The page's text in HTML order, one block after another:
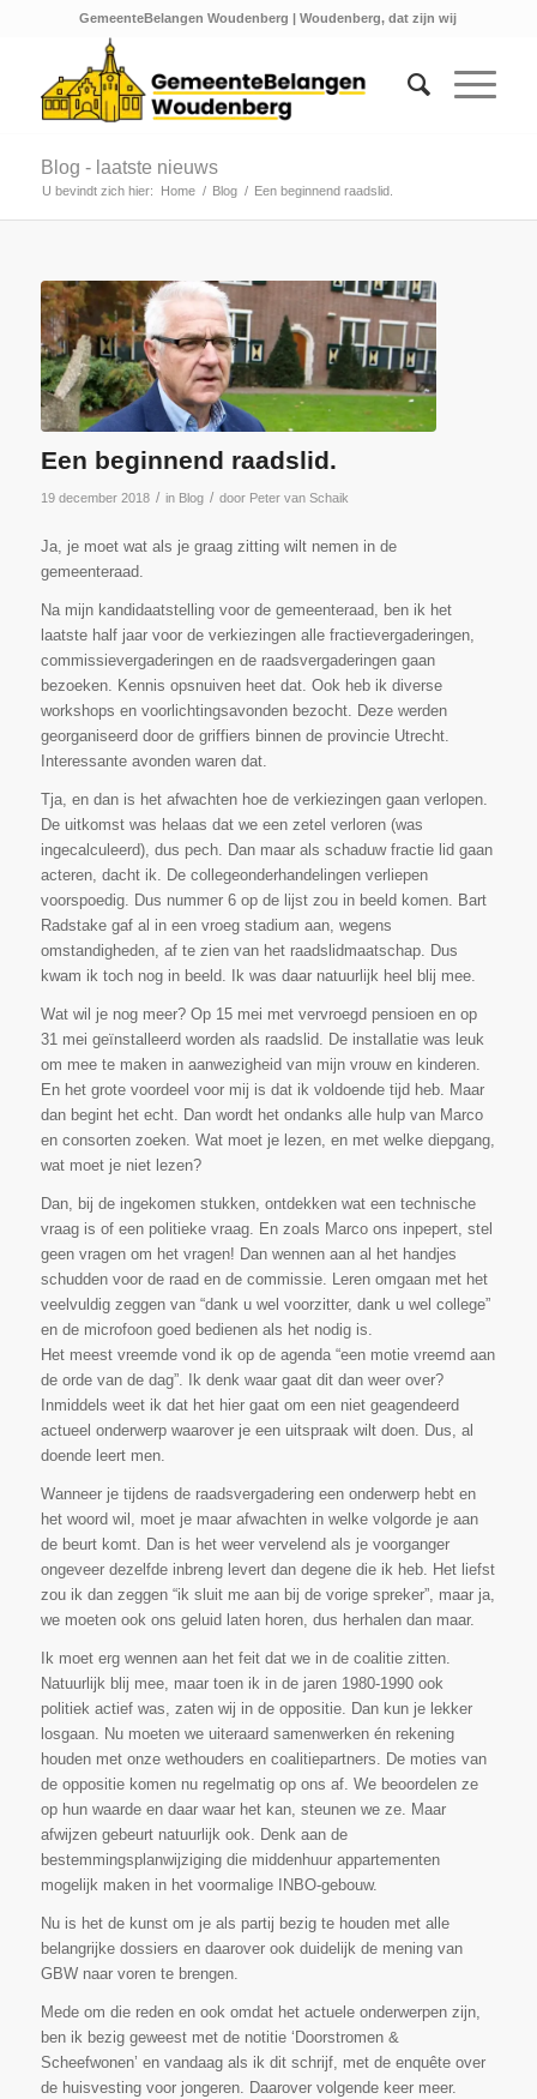
GemeenteBelangen Woudenberg | Woudenberg, dat zijn wij
Blog - laatste nieuws
U bevindt zich hier: Home / Blog / Een beginnend raadslid.
Een beginnend raadslid.
19 december 2018 / in Blog / door Peter van Schaik
Ja, je moet wat als je graag zitting wilt nemen in de
gemeenteraad.
Na mijn kandidaatstelling voor de gemeenteraad, ben ik het
laatste half jaar voor de verkiezingen alle fractievergaderingen,
commissievergaderingen en de raadsvergaderingen gaan
bezoeken. Kennis opsnuiven heet dat. Ook heb ik diverse
workshops en voorlichtingsavonden bezocht. Deze werden
georganiseerd door de griffiers binnen de provincie Utrecht.
Interessante avonden waren dat.
Tja, en dan is het afwachten hoe de verkiezingen gaan verlopen.
De uitkomst was helaas dat we een zetel verloren (was
ingecalculeerd), dus pech. Dan maar als schaduw fractie lid gaan
acteren, dacht ik. De collegeonderhandelingen verliepen
voorspoedig. Dus nummer 6 op de lijst zou in beeld komen. Bart
Radstake gaf al in een vroeg stadium aan, wegens
omstandigheden, af te zien van het raadslidmaatschap. Dus
kwam ik toch nog in beeld. Ik was daar natuurlijk heel blij mee.
Wat wil je nog meer? Op 15 mei met vervroegd pensioen en op
31 mei geïnstalleerd worden als raadslid. De installatie was leuk
om mee te maken in aanwezigheid van mijn vrouw en kinderen.
En het grote voordeel voor mij is dat ik voldoende tijd heb. Maar
dan begint het echt. Dan wordt het ondanks alle hulp van Marco
en consorten zoeken. Wat moet je lezen, en met welke diepgang,
wat moet je niet lezen?
Dan, bij de ingekomen stukken, ontdekken wat een technische
vraag is of een politieke vraag. En zoals Marco ons inpepert, stel
geen vragen om het vragen! Dan wennen aan al het handjes
schudden voor de raad en de commissie. Leren omgaan met het
veelvuldig zeggen van “dank u wel voorzitter, dank u wel college”
en de microfoon goed bedienen als het nodig is.
Het meest vreemde vond ik op de agenda “een motie vreemd aan
de orde van de dag”. Ik denk waar gaat dit dan weer over?
Inmiddels weet ik dat het hier gaat om een niet geagendeerd
actueel onderwerp waarover je een uitspraak wilt doen. Dus, al
doende leert men.
Wanneer je tijdens de raadsvergadering een onderwerp hebt en
het woord wil, moet je maar afwachten in welke volgorde je aan
de beurt komt. Dan is het weer vervelend als je voorganger
ongeveer dezelfde inbreng levert dan degene die ik heb. Het liefst
zou ik dan zeggen “ik sluit me aan bij de vorige spreker”, maar ja,
we moeten ook ons geluid laten horen, dus herhalen dan maar.
Ik moet erg wennen aan het feit dat we in de coalitie zitten.
Natuurlijk blij mee, maar toen ik in de jaren 1980-1990 ook
politiek actief was, zaten wij in de oppositie. Dan kun je lekker
losgaan. Nu moeten we uiteraard samenwerken én rekening
houden met onze wethouders en coalitiepartners. De moties van
de oppositie komen nu regelmatig op ons af. We beoordelen ze
op hun waarde en daar waar het kan, steunen we ze. Maar
afwijzen gebeurt natuurlijk ook. Denk aan de
bestemmingsplanwijziging die middenhuur appartementen
mogelijk maken in het voormalige INBO-gebouw.
Nu is het de kunst om je als partij bezig te houden met alle
belangrijke dossiers en daarover ook duidelijk de mening van
GBW naar voren te brengen.
Mede om die reden en ook omdat het actuele onderwerpen zijn,
ben ik bezig geweest met de notitie ‘Doorstromen &
Scheefwonen’ en vandaag als ik dit schrijf, met de enquête over
de huisvesting voor jongeren. Daarover volgende keer meer.